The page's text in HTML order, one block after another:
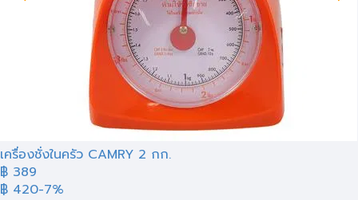
เครื่องชั่งในครัว CAMRY 2 กก.
฿ 389
฿ 420-7%